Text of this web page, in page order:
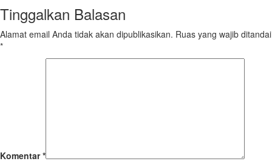
Tinggalkan Balasan
Alamat email Anda tidak akan dipublikasikan. Ruas yang wajib ditandai
*
Komentar*